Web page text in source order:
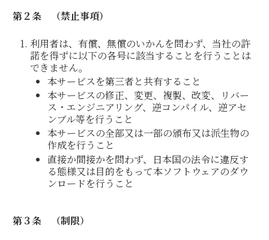
第２条
（禁止事項）
利用者は、有償、無償のいかんを問わず、当社の許
諾を得ずに以下の各号に該当することを行うことは
できません。
本サービスを第三者と共有すること
本サービスの修正、変更、複製、改変、リバー
ス・エンジニアリング、逆コンパイル、逆アセ
ンブル等を行うこと
本サービスの全部又は一部の頒布又は派生物の
作成を行うこと
直接か間接かを問わず、日本国の法令に違反す
る態様又は目的をもって本ソフトウェアのダウ
ンロードを行うこと
第３条
（制限）